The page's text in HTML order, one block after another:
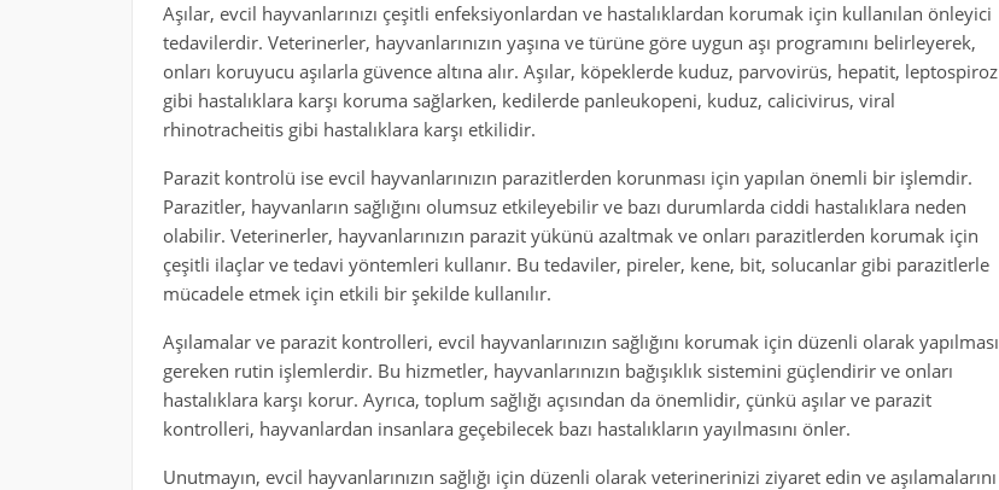
Aşılar, evcil hayvanlarınızı çeşitli enfeksiyonlardan ve hastalıklardan korumak için kullanılan önleyici
tedavilerdir. Veterinerler, hayvanlarınızın yaşına ve türüne göre uygun aşı programını belirleyerek,
onları koruyucu aşılarla güvence altına alır. Aşılar, köpeklerde kuduz, parvovirüs, hepatit, leptospiroz
gibi hastalıklara karşı koruma sağlarken, kedilerde panleukopeni, kuduz, calicivirus, viral
rhinotracheitis gibi hastalıklara karşı etkilidir.
Parazit kontrolü ise evcil hayvanlarınızın parazitlerden korunması için yapılan önemli bir işlemdir.
Parazitler, hayvanların sağlığını olumsuz etkileyebilir ve bazı durumlarda ciddi hastalıklara neden
olabilir. Veterinerler, hayvanlarınızın parazit yükünü azaltmak ve onları parazitlerden korumak için
çeşitli ilaçlar ve tedavi yöntemleri kullanır. Bu tedaviler, pireler, kene, bit, solucanlar gibi parazitlerle
mücadele etmek için etkili bir şekilde kullanılır.
Aşılamalar ve parazit kontrolleri, evcil hayvanlarınızın sağlığını korumak için düzenli olarak yapılması
gereken rutin işlemlerdir. Bu hizmetler, hayvanlarınızın bağışıklık sistemini güçlendirir ve onları
hastalıklara karşı korur. Ayrıca, toplum sağlığı açısından da önemlidir, çünkü aşılar ve parazit
kontrolleri, hayvanlardan insanlara geçebilecek bazı hastalıkların yayılmasını önler.
Unutmayın, evcil hayvanlarınızın sağlığı için düzenli olarak veterinerinizi ziyaret edin ve aşılamalarını